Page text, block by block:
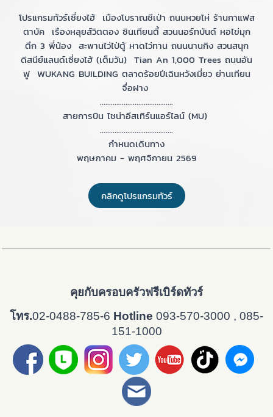
โปรแกรมทัวร์เซี่ยงไฮ้ เมืองโบราณชีเป่า ถนนหวยไห่ ร้านกาแฟส
ตาบัค เรืองหลุยส์วิตตอง ซินเทียนตี้ สวนนอร์ทบันด์ หอไข่มุก
ตึก 3 พี่น้อง สะพานไว่ไป่ตู้ หาดไว่ทาน ถนนนานกิง สวนสนุก
ดิสนีย์แลนด์เซี่ยงไฮ้ (เต็มวัน) Tian An 1,000 Trees ถนนอัน
ฟู WUKANG BUILDING ตลาดร้อยปีเฉินหวังเมี่ยว ย่านเทียน
จื่อฝาง
........................................
สายการบิน ไชน่าอีสเทิร์นแอร์ไลน์ (MU)
........................................
กำหนดเดินทาง
พฤษภาคม - พฤศจิกายน 2569
คลิกดูโปรแกรมทัวร์
คุยกับครอบครัวฟรีเบิร์ดทัวร์
โทร.02-0488-785-6 Hotline 093-570-3000 , 085-
151-1000